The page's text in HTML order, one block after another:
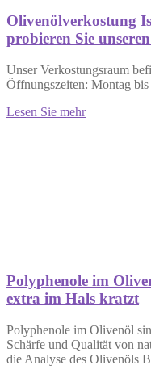
Olivenölverkostung
probieren Sie
Unser Verkostungsraum
Öffnungszeiten: Montag
Lesen Sie mehr
Polyphenole im
extra im Hals kratzt
Polyphenole im Olivenöl
Schärfe und Qualität von
die Analyse des Olivenöls